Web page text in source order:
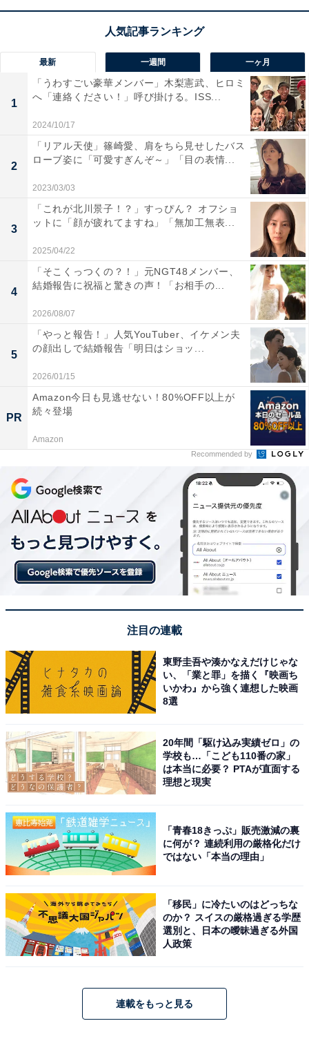
最新 一週間 一ヶ月
1
「うわすごい豪華メンバー」木梨憲武、ヒロミ
へ「連絡ください！」呼び掛ける。ISS...
2024/10/17
2
「リアル天使」篠崎愛、肩をちら見せしたバス
ローブ姿に「可愛すぎんぞ～」「目の表情...
2023/03/03
3
「これが北川景子！？」すっぴん？ オフショ
ットに「顔が疲れてますね」「無加工無表...
2025/04/22
4
「そこくっつくの？！」元NGT48メンバー、
結婚報告に祝福と驚きの声！「お相手の...
2026/08/07
5
「やっと報告！」人気YouTuber、イケメン夫
の顔出しで結婚報告「明日はショッ...
2026/01/15
PR
Amazon今日も見逃せない！80%OFF以上が
続々登場
Amazon
Recommended by
注目の連載
東野圭吾や湊かなえだけじゃな
い、「業と罪」を描く『映画ち
いかわ』から強く連想した映画
8選
20年間「駆け込み実績ゼロ」の
学校も…「こども110番の家」
は本当に必要？ PTAが直面する
理想と現実
「青春18きっぷ」販売激減の裏
に何が？ 連続利用の厳格化だけ
ではない「本当の理由」
「移民」に冷たいのはどっちな
のか？ スイスの厳格過ぎる学歴
選別と、日本の曖昧過ぎる外国
人政策
連載をもっと見る